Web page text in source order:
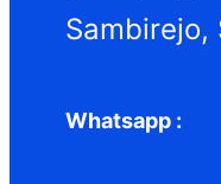
Sambirejo,
Whatsapp :